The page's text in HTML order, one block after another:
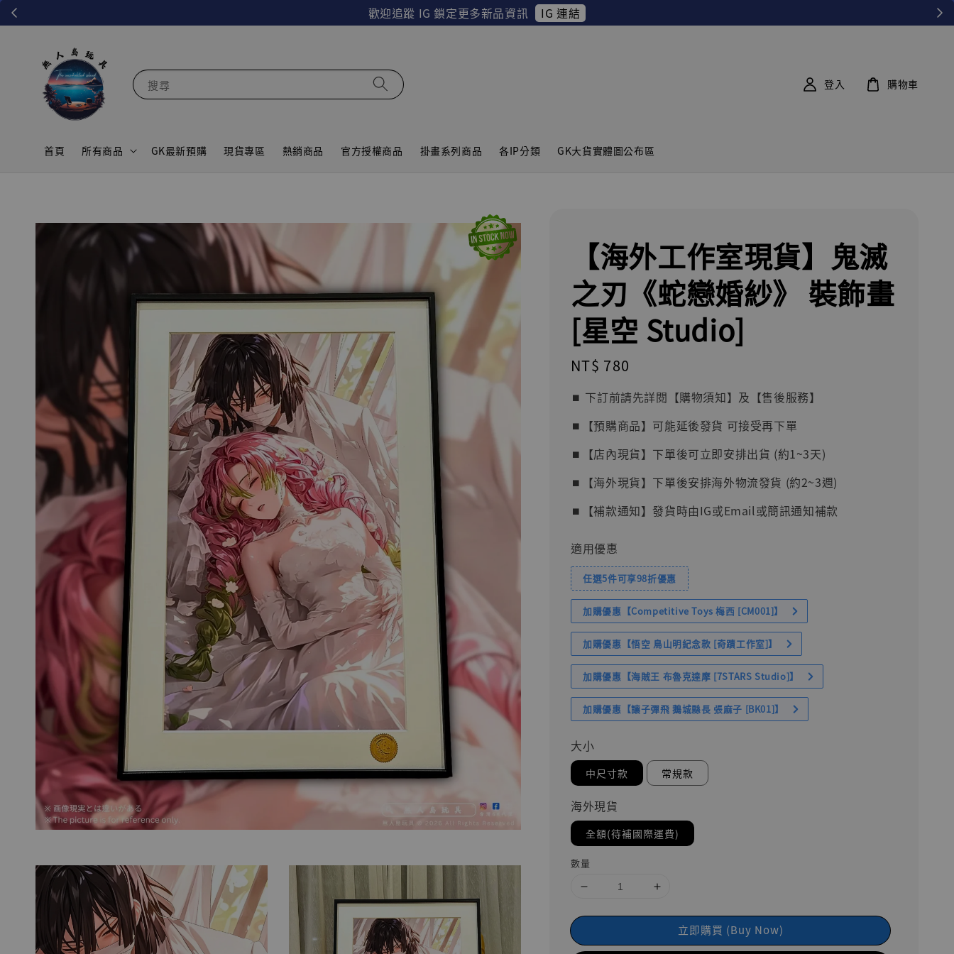
歡迎追蹤 IG 鎖定更多新品資訊 IG 連結
搜尋
首頁 所有商品 GK最新預購 現貨專區 熱銷商品 官方授權商品 掛畫系列商品 各IP分類 GK大貨實體圖公布區
登入 購物車
【海外工作室現貨】鬼滅
之刃《蛇戀婚紗》 裝飾畫
[星空 Studio]
Regular
price
NT$ 780
⏹︎ 下訂前請先詳閱【購物須知】及【售後服務】
⏹︎【預購商品】可能延後發貨 可接受再下單
⏹︎【店內現貨】下單後可立即安排出貨 (約1~3天)
⏹︎【海外現貨】下單後安排海外物流發貨 (約2~3週)
⏹︎【補款通知】發貨時由IG或Email或簡訊通知補款
適用優惠
任選5件可享98折優惠
加購優惠【Competitive Toys 梅西 [CM001]】
加購優惠【悟空 鳥山明紀念款 [奇蹟工作室]】
加購優惠【海賊王 布魯克達摩 [7STARS Studio]】
加購優惠【讓子彈飛 鵝城縣長 張麻子 [BK01]】
大小
中尺寸款 常規款
海外現貨
全額(待補國際運費)
數量
立即購買 (Buy Now)